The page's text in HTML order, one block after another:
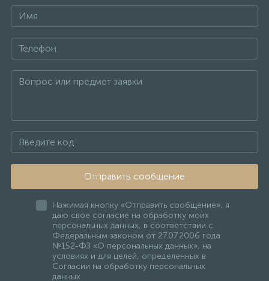
Отправить сообщение
Нажимая кнопку «Отправить сообщение», я
даю свое согласие на обработку моих
персональных данных, в соответствии с
Федеральным законом от 27.07.2006 года
№152-ФЗ «О персональных данных», на
условиях и для целей, определенных в
Согласии на обработку персональных
данных